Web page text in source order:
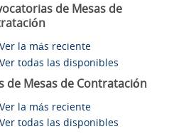
de Mesas de
Ver la más reciente
Ver todas las disponibles
de Mesas de Contratación
Ver la más reciente
Ver todas las disponibles